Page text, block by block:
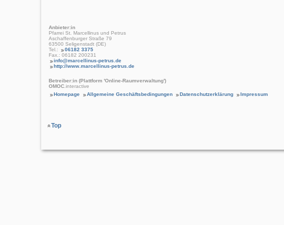
Anbieter:in
Pfarrei St. Marcellinus und Petrus
Aschaffenburger Straße 79
63500 Seligenstadt (DE)
Tel.:
06182 3375
Fax.: 06182 200231
info@marcellinus-petrus.de
http://www.marcellinus-petrus.de
Betreiber:in (Plattform 'Online-Raumverwaltung')
OMOC .interactive
Homepage
Allgemeine Geschäftsbedingungen Datenschutzerklärung Impressum
Top